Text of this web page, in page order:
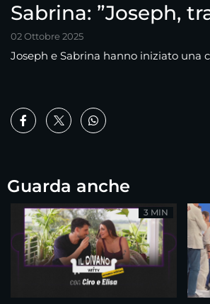
Sabrina: ”Joseph,
02 Ottobre 2025
Joseph e Sabrina hanno iniziato una
Guarda anche
3 MIN